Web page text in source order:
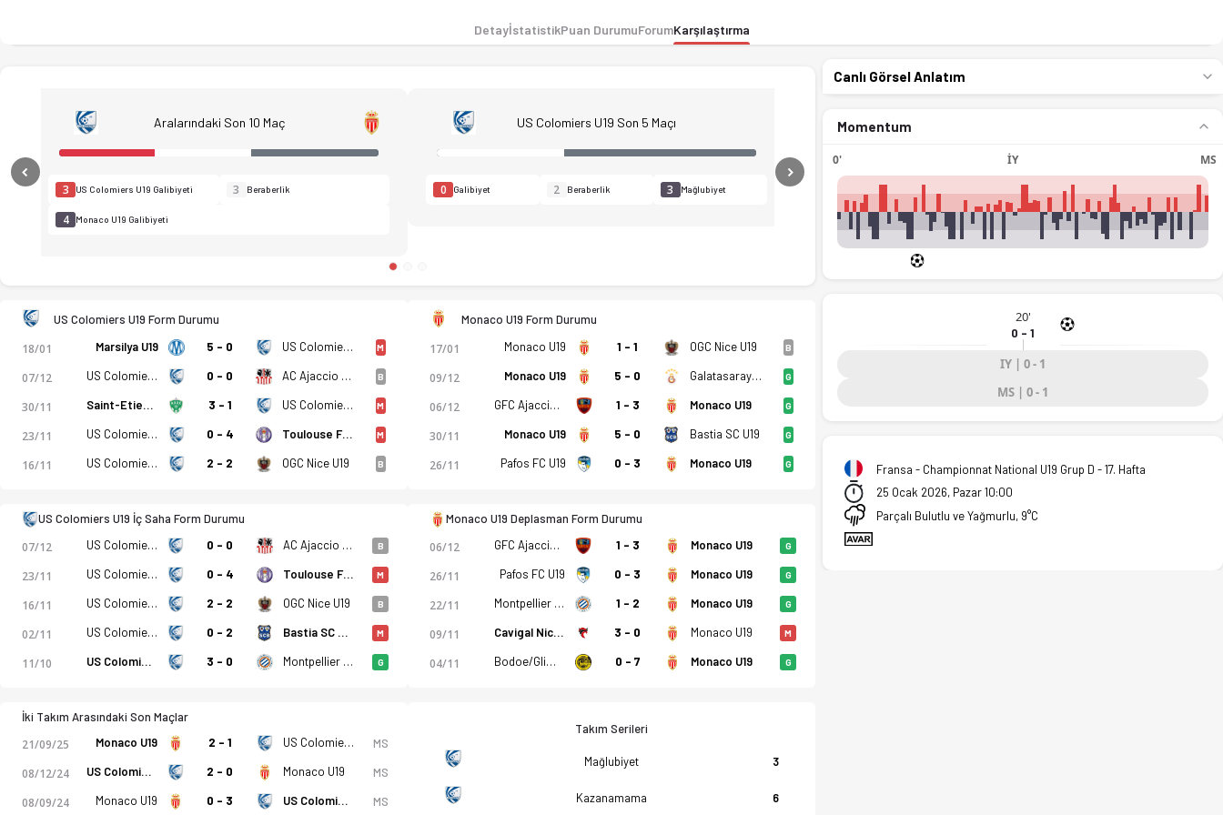
US Colomiers U19 - AS Monaco FC U19 0-1 bitti. Gol anları, kadro, istatistikler, puan durumu ve iddaa oranları Ofsayt'ta. (25.01.2026)
DetayİstatistikPuan DurumuForumKarşılaştırma
Aralarındaki Son 10 Maç
3 US Colomiers U19 Galibiyeti 3 Beraberlik
4 Monaco U19 Galibiyeti
US Colomiers U19 Son 5 Maçı
0 Galibiyet 2 Beraberlik 3 Mağlubiyet
Previous Next
US Colomiers U19 Form Durumu
18/01 Marsilya U19 5 - 0 US Colomiers U19 M
07/12 US Colomiers U19 0 - 0 AC Ajaccio U19 B
30/11 Saint-Etienne U19 3 - 1 US Colomiers U19 M
23/11 US Colomiers U19 0 - 4 Toulouse FC U19 M
16/11 US Colomiers U19 2 - 2 OGC Nice U19 B
Monaco U19 Form Durumu
17/01 Monaco U19 1 - 1 OGC Nice U19 B
09/12 Monaco U19 5 - 0 Galatasaray U19 G
06/12 GFC Ajaccio U19 1 - 3 Monaco U19 G
30/11 Monaco U19 5 - 0 Bastia SC U19 G
26/11 Pafos FC U19 0 - 3 Monaco U19 G
US Colomiers U19 İç Saha Form Durumu
07/12 US Colomiers U19 0 - 0 AC Ajaccio U19 B
23/11 US Colomiers U19 0 - 4 Toulouse FC U19 M
16/11 US Colomiers U19 2 - 2 OGC Nice U19 B
02/11 US Colomiers U19 0 - 2 Bastia SC U19 M
11/10 US Colomiers U19 3 - 0 Montpellier HSC U19 G
Monaco U19 Deplasman Form Durumu
06/12 GFC Ajaccio U19 1 - 3 Monaco U19 G
26/11 Pafos FC U19 0 - 3 Monaco U19 G
22/11 Montpellier HSC U19 1 - 2 Monaco U19 G
09/11 Cavigal Nice SF U19 3 - 0 Monaco U19 M
04/11 Bodoe/Glimt U19 0 - 7 Monaco U19 G
İki Takım Arasındaki Son Maçlar
21/09/25 Monaco U19 2 - 1 US Colomiers U19 MS
08/12/24 US Colomiers U19 2 - 0 Monaco U19 MS
08/09/24 Monaco U19 0 - 3 US Colomiers U19 MS
Takım Serileri
Mağlubiyet 3
Kazanamama 6
Canlı Görsel Anlatım
Momentum
0' İY MS
20'
0 - 1
IY | 0 - 1
MS | 0 - 1
Fransa - Championnat National U19 Grup D - 17. Hafta
25 Ocak 2026, Pazar 10:00
Parçalı Bulutlu ve Yağmurlu, 9°C